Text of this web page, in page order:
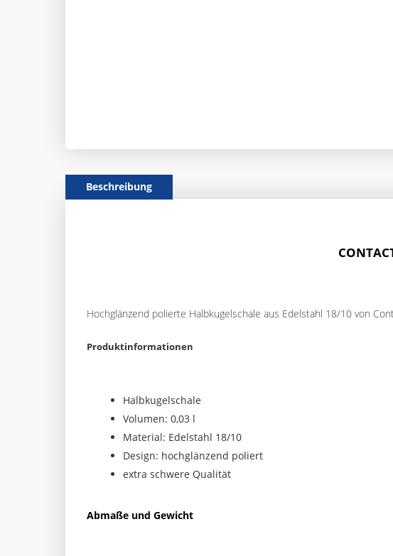
Beschreibung
Hochglänzend polierte Halbkugelschale aus Edelstahl 18/10 von
Produktinformationen
Halbkugelschale
Volumen: 0,03 l
Material: Edelstahl 18/10
Design: hochglänzend poliert
extra schwere Qualität
Abmaße und Gewicht